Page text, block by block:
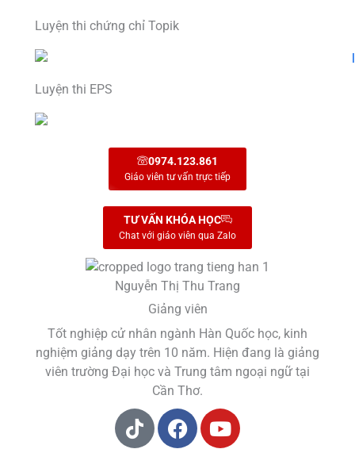
Luyện thi chứng chỉ Topik
Luyện thi EPS
0974.123.861
Giáo viên tư vấn trực tiếp
TƯ VẤN KHÓA HỌC
Chat với giáo viên qua Zalo
Nguyễn Thị Thu Trang
Giảng viên
Tốt nghiệp cử nhân ngành Hàn Quốc học, kinh
nghiệm giảng dạy trên 10 năm. Hiện đang là giảng
viên trường Đại học và Trung tâm ngoại ngữ tại
Cần Thơ.